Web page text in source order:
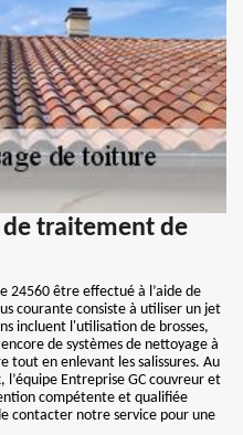
de traitement de
24560 être effectué à l’aide de
courante consiste à utiliser un jet
incluent l'utilisation de brosses,
de systèmes de nettoyage à
tout en enlevant les salissures. Au
Entreprise GC couvreur et
compétente et qualifiée
contacter notre service pour une